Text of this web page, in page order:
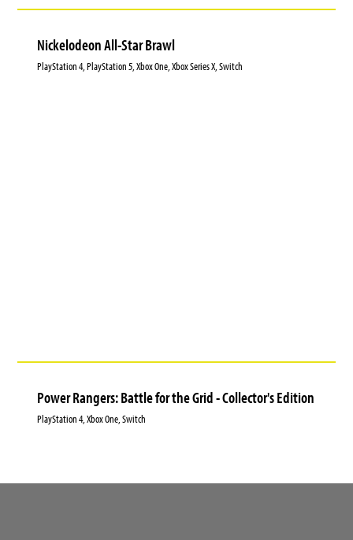
Nickelodeon All-Star Brawl
PlayStation 4, PlayStation 5, Xbox One, Xbox Series X, Switch
Power Rangers: Battle for the Grid - Collector's Edition
PlayStation 4, Xbox One, Switch